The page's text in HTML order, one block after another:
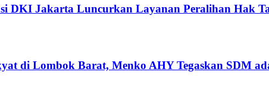
DKI Jakarta Luncurkan Layanan Peralihan Hak
di Lombok Barat, Menko AHY Tegaskan SDM